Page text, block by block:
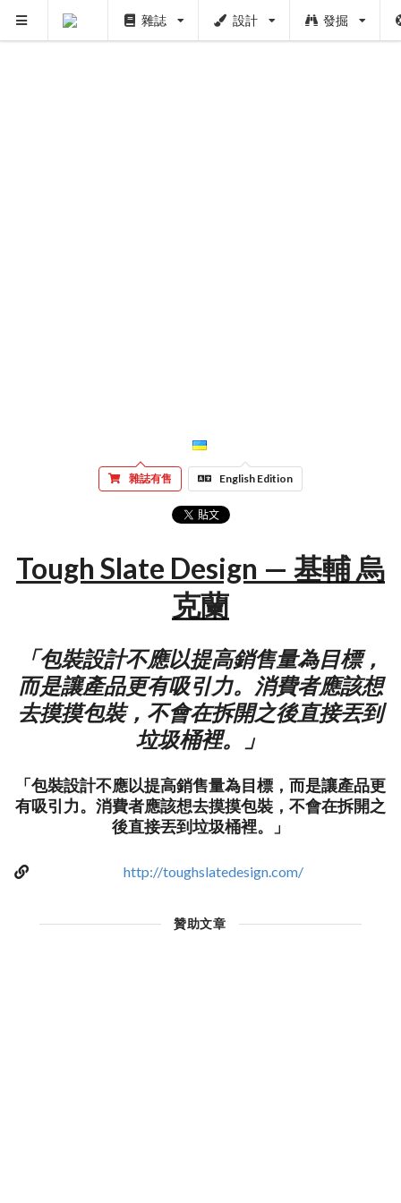
雜誌 設計 發掘
雜誌有售 English Edition
Tough Slate Design — 基輔 烏
克蘭
「包裝設計不應以提高銷售量為目標，
而是讓產品更有吸引力。消費者應該想
去摸摸包裝，不會在拆開之後直接丟到
垃圾桶裡。」
「包裝設計不應以提高銷售量為目標，而是讓產品更
有吸引力。消費者應該想去摸摸包裝，不會在拆開之
後直接丟到垃圾桶裡。」
http://toughslatedesign.com/
贊助文章